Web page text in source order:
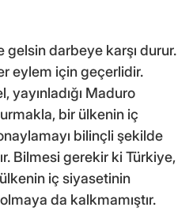
darbeye karşı durur.
eylem için geçerlidir.
yayınladığı Maduro
bir ülkenin iç
bilinçli şekilde
Bilmesi gerekir ki Türkiye,
iç siyasetinin
da kalkmamıştır.